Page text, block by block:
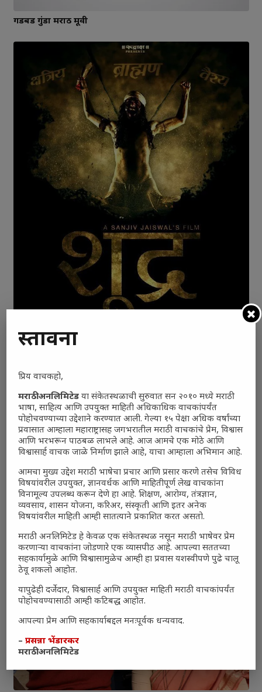
गडबड गुंडा मराठी मूवी
झपाटलेला २ मराठी चित्रपठ
प्रस्तावना
प्रिय वाचकहो,
मराठी अनलिमिटेड या संकेतस्थळाची सुरुवात सन २०१० मध्ये मराठी
भाषा, साहित्य आणि उपयुक्त माहिती अधिकाधिक वाचकांपर्यंत
पोहोचवण्याच्या उद्देशाने करण्यात आली. गेल्या १५ पेक्षा अधिक वर्षांच्या
प्रवासात आम्हाला महाराष्ट्रासह जगभरातील मराठी वाचकांचे प्रेम, विश्वास
आणि भरभरून पाठबळ लाभले आहे. आज आमचे एक मोठे आणि
विश्वासार्ह वाचक जाळे निर्माण झाले आहे, याचा आम्हाला अभिमान आहे.
आमचा मुख्य उद्देश मराठी भाषेचा प्रचार आणि प्रसार करणे तसेच विविध
विषयांवरील उपयुक्त, ज्ञानवर्धक आणि माहितीपूर्ण लेख वाचकांना
विनामूल्य उपलब्ध करून देणे हा आहे. शिक्षण, आरोग्य, तंत्रज्ञान,
व्यवसाय, शासन योजना, करिअर, संस्कृती आणि इतर अनेक
विषयांवरील माहिती आम्ही सातत्याने प्रकाशित करत असतो.
मराठी अनलिमिटेड हे केवळ एक संकेतस्थळ नसून मराठी भाषेवर प्रेम
करणाऱ्या वाचकांना जोडणारे एक व्यासपीठ आहे. आपल्या सततच्या
सहकार्यामुळे आणि विश्वासामुळेच आम्ही हा प्रवास यशस्वीपणे पुढे चालू
ठेवू शकलो आहोत.
यापुढेही दर्जेदार, विश्वासार्ह आणि उपयुक्त माहिती मराठी वाचकांपर्यंत
पोहोचवण्यासाठी आम्ही कटिबद्ध आहोत.
आपल्या प्रेम आणि सहकार्याबद्दल मनःपूर्वक धन्यवाद.
–प्रसन्ना भेंडारकर
मराठी अनलिमिटेड